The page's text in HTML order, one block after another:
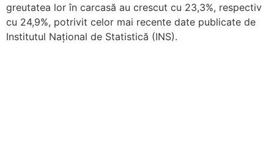
greutatea lor în carcasă au crescut cu 23,3%, respectiv
cu 24,9%, potrivit celor mai recente date publicate de
Institutul Național de Statistică (INS).